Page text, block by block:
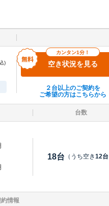
)
カンタン1分！
空き状況を見る
２台以上のご契約を
ご希望の方はこちらから
台数
18台 （うち空き12台
情報